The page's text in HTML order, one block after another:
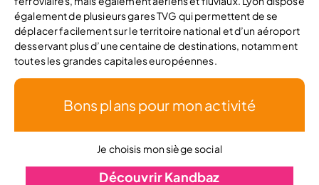
également de plusieurs gares TVG qui permettent de se
déplacer facilement sur le territoire national et d’un aéroport
desservant plus d’une centaine de destinations, notamment
toutes les grandes capitales européennes.
Bons plans pour mon activité
Je choisis mon siège social
Découvrir Kandbaz